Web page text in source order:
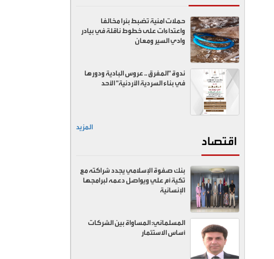
حملات امنية تضبط بئرا مخالفا
واعتداءات على خطوط ناقلة في بيادر
وادي السير ومعان
ندوة "المفرق .. عروس البادية ودورها
في بناء السردية الأردنية" الأحد
المزيد
اقتصاد
بنك صفوة الإسلامي يجدد شراكته مع
تكية أم علي ويواصل دعمه لبرامجها
الإنسانية
المسلماني: المساواة بين الشركات
أساس الاستثمار